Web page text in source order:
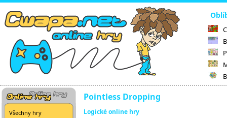
Všechny hry
Pointless Dropping
Logické online hry